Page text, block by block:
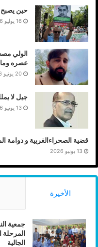
حين يصبح
16 يوليو 2026
الولي
عصره وما
20 يونيو 2026
جيل لا
13 يونيو 2026
قضية الصحراءالغربية و دوامة
13 يونيو 2026
الأخيرة
جمعية
المرحلة
الجالية